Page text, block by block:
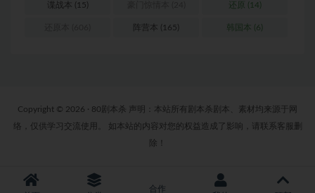
谍战本 (15) 还原 (14)
阵营本 (165) 韩国本 (6)
Copyright © 2026 · 80剧本杀 声明：本站所有剧本杀剧本、素材均来源于网
络，仅供学习交流使用。 如本站的内容对您的权益造成了影响，请联系客服删
除！
合作